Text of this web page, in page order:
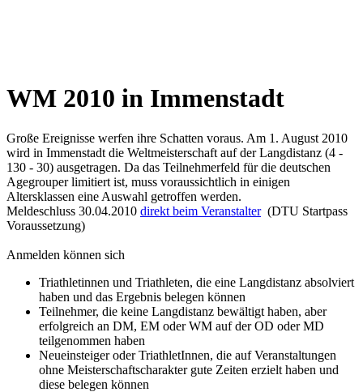
WM 2010 in Immenstadt
Große Ereignisse werfen ihre Schatten voraus. Am 1. August 2010
wird in Immenstadt die Weltmeisterschaft auf der Langdistanz (4 -
130 - 30) ausgetragen. Da das Teilnehmerfeld für die deutschen
Agegrouper limitiert ist, muss voraussichtlich in einigen
Altersklassen eine Auswahl getroffen werden.
Meldeschluss 30.04.2010 direkt beim Veranstalter(DTU Startpass
Voraussetzung)
Anmelden können sich
Triathletinnen und Triathleten, die eine Langdistanz absolviert
haben und das Ergebnis belegen können
Teilnehmer, die keine Langdistanz bewältigt haben, aber
erfolgreich an DM, EM oder WM auf der OD oder MD
teilgenommen haben
Neueinsteiger oder TriathletInnen, die auf Veranstaltungen
ohne Meisterschaftscharakter gute Zeiten erzielt haben und
diese belegen können